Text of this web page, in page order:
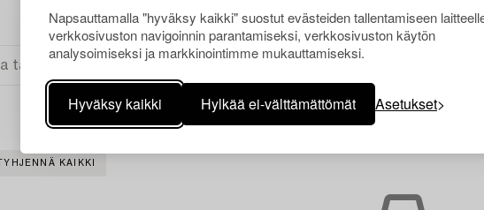
Napsauttamalla "hyväksy kaikki" suostut evästeiden tallentamiseen
verkkosivuston navigoinnin parantamiseksi, verkkosivuston käytön
analysoimiseksi ja markkinointimme mukauttamiseksi.
Hyväksy kaikki Hylkää ei-välttämättömät Asetukset
TYHJENNÄ KAIKKI